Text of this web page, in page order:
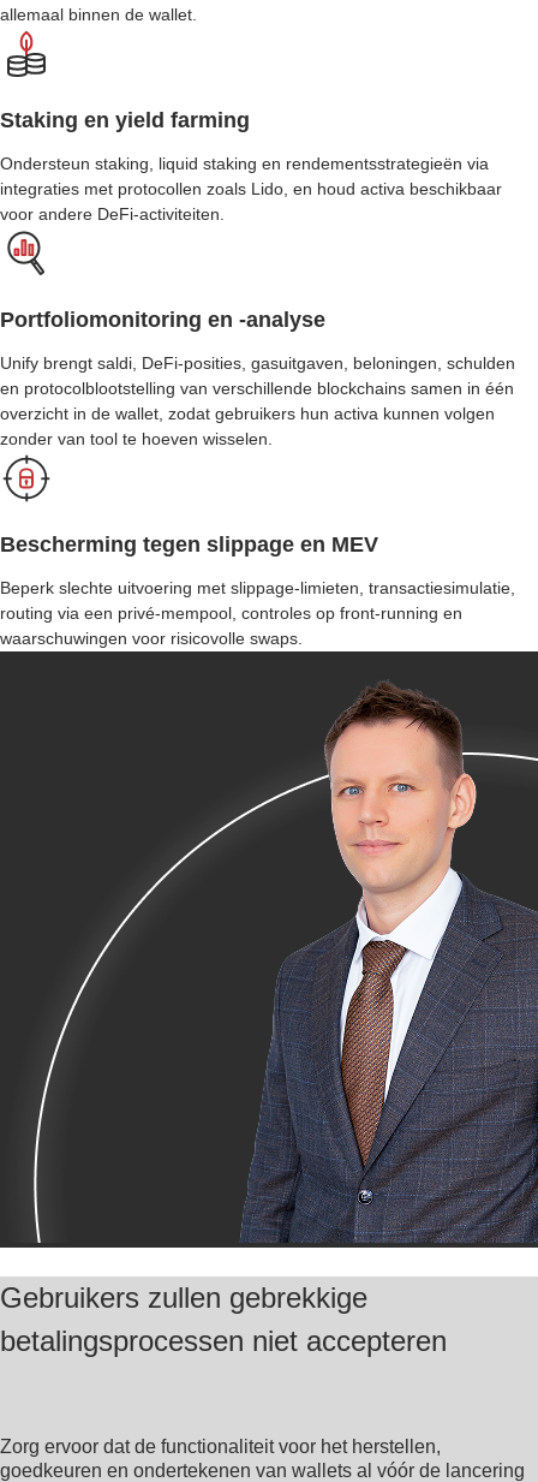
allemaal binnen de wallet.
Staking en yield farming
Ondersteun staking, liquid staking en rendementsstrategieën via
integraties met protocollen zoals Lido, en houd activa beschikbaar
voor andere DeFi-activiteiten.
Portfoliomonitoring en -analyse
Unify brengt saldi, DeFi-posities, gasuitgaven, beloningen, schulden
en protocolblootstelling van verschillende blockchains samen in één
overzicht in de wallet, zodat gebruikers hun activa kunnen volgen
zonder van tool te hoeven wisselen.
Bescherming tegen slippage en MEV
Beperk slechte uitvoering met slippage-limieten, transactiesimulatie,
routing via een privé-mempool, controles op front-running en
waarschuwingen voor risicovolle swaps.
Gebruikers zullen gebrekkige
betalingsprocessen niet accepteren
Zorg ervoor dat de functionaliteit voor het herstellen,
goedkeuren en ondertekenen van wallets al vóór de lancering